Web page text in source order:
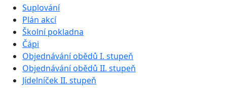
Suplování
Plán akcí
Školní pokladna
Čápi
Objednávání obědů I. stupeň
Objednávání obědů II. stupeň
Jídelníček II. stupeň